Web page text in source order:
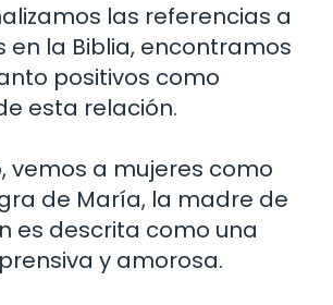
las referencias a
en la Biblia, encontramos
positivos como
esta relación.
vemos a mujeres como
de María, la madre de
es descrita como una
y amorosa.